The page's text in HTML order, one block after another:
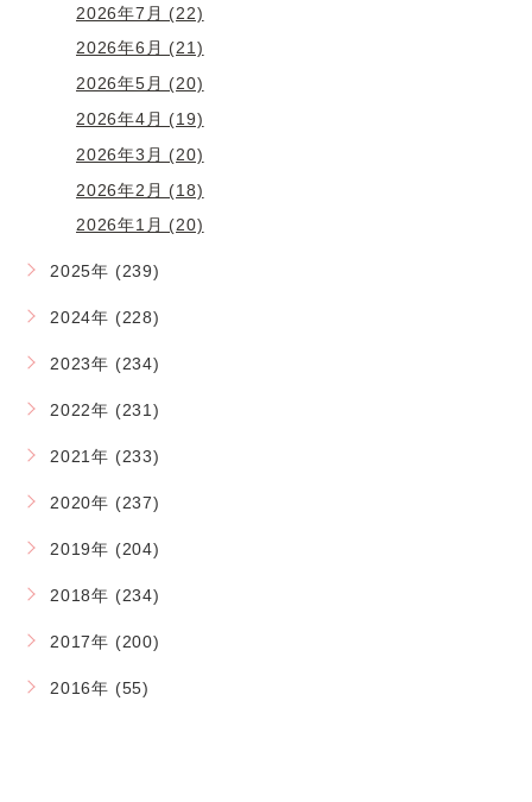
2026年7月 (22)
2026年6月 (21)
2026年5月 (20)
2026年4月 (19)
2026年3月 (20)
2026年2月 (18)
2026年1月 (20)
2025年 (239)
2024年 (228)
2023年 (234)
2022年 (231)
2021年 (233)
2020年 (237)
2019年 (204)
2018年 (234)
2017年 (200)
2016年 (55)